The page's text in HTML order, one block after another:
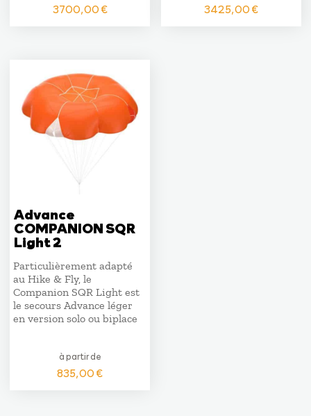
3700,00€ 3425,00€
Advance
COMPANION SQR
Light 2
Particulièrement adapté
au Hike & Fly, le
Companion SQR Light est
le secours Advance léger
en version solo ou biplace
à partir de
835,00€